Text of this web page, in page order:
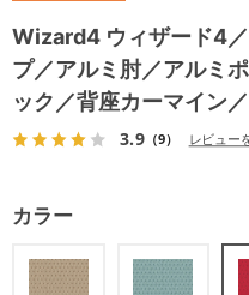
Wizard4 ウィザード4
プ／アルミ肘／アルミ
ック／背座カーマイン
3.9（9） レビュー
カラー